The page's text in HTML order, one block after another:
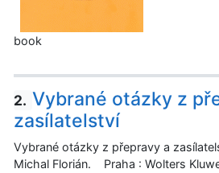
book
2. Vybrané otázky z
zasílatelství
Vybrané otázky z přepravy a
Michal Florián. Praha : Wolters